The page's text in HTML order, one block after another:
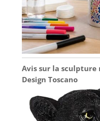
Avis sur la
Design Toscano